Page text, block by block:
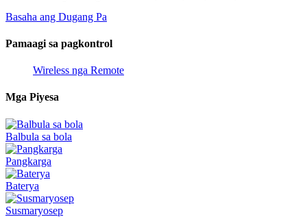
Basaha ang Dugang Pa
Pamaagi sa pagkontrol
Wireless nga Remote
Mga Piyesa
Balbula sa bola
Pangkarga
Baterya
Susmaryosep